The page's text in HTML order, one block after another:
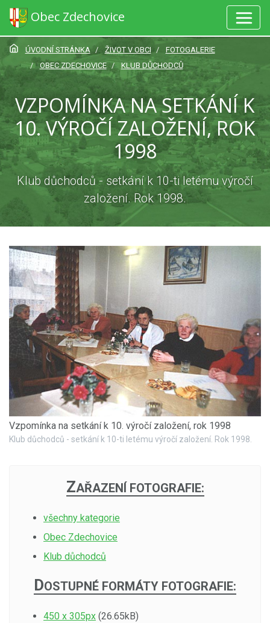
Obec Zdechovice
ÚVODNÍ STRÁNKA ŽIVOT V OBCI
FOTOGALERIE
OBEC ZDECHOVICE
KLUB DŮCHODCŮ
VZPOMÍNKA NA SETKÁNÍ K
10. VÝROČÍ ZALOŽENÍ, ROK
1998
Klub důchodců - setkání k 10-ti letému výročí
založení. Rok 1998.
Vzpomínka na setkání k 10. výročí založení, rok 1998
Klub důchodců - setkání k 10-ti letému výročí založení. Rok 1998.
ZAŘAZENÍ FOTOGRAFIE:
všechny kategorie
Obec Zdechovice
Klub důchodců
DOSTUPNÉ FORMÁTY FOTOGRAFIE:
450 x 305px (26.65kB)